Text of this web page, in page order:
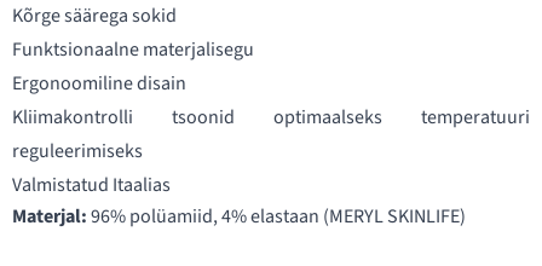
Kõrge säärega sokid
Funktsionaalne materjalisegu
Ergonoomiline disain
Kliimakontrolli tsoonid optimaalseks temperatuuri
reguleerimiseks
Valmistatud Itaalias
Materjal:96% polüamiid, 4% elastaan (MERYL SKINLIFE)